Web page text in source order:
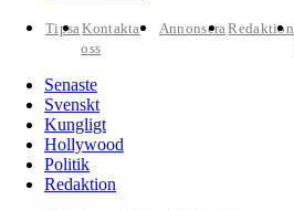
TipsaKontakta
oss
AnnonseraRedaktion
Senaste
Svenskt
Kungligt
Hollywood
Politik
Redaktion